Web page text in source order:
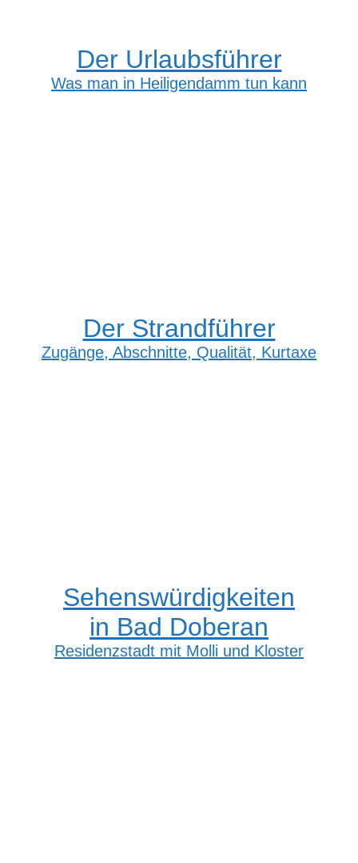
Der Urlaubsführer
Was man in Heiligendamm tun kann
Der Strandführer
Zugänge, Abschnitte, Qualität, Kurtaxe
Sehenswürdigkeiten
in Bad Doberan
Residenzstadt mit Molli und Kloster